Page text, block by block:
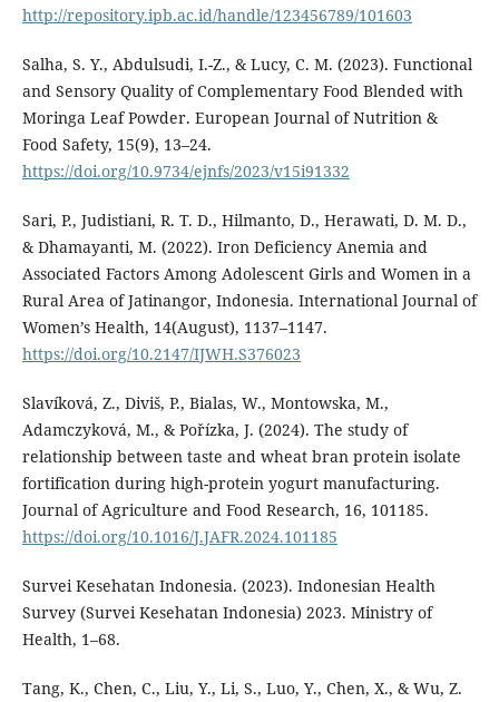
http://repository.ipb.ac.id/handle/123456789/101603
Salha, S. Y., Abdulsudi, I.-Z., & Lucy, C. M. (2023). Functional
and Sensory Quality of Complementary Food Blended with
Moringa Leaf Powder. European Journal of Nutrition &
Food Safety, 15(9), 13–24.
https://doi.org/10.9734/ejnfs/2023/v15i91332
Sari, P., Judistiani, R. T. D., Hilmanto, D., Herawati, D. M. D.,
& Dhamayanti, M. (2022). Iron Deficiency Anemia and
Associated Factors Among Adolescent Girls and Women in a
Rural Area of Jatinangor, Indonesia. International Journal of
Women’s Health, 14(August), 1137–1147.
https://doi.org/10.2147/IJWH.S376023
Slavíková, Z., Diviš, P., Bialas, W., Montowska, M.,
Adamczyková, M., & Pořízka, J. (2024). The study of
relationship between taste and wheat bran protein isolate
fortification during high-protein yogurt manufacturing.
Journal of Agriculture and Food Research, 16, 101185.
https://doi.org/10.1016/J.JAFR.2024.101185
Survei Kesehatan Indonesia. (2023). Indonesian Health
Survey (Survei Kesehatan Indonesia) 2023. Ministry of
Health, 1–68.
Tang, K., Chen, C., Liu, Y., Li, S., Luo, Y., Chen, X., & Wu, Z.